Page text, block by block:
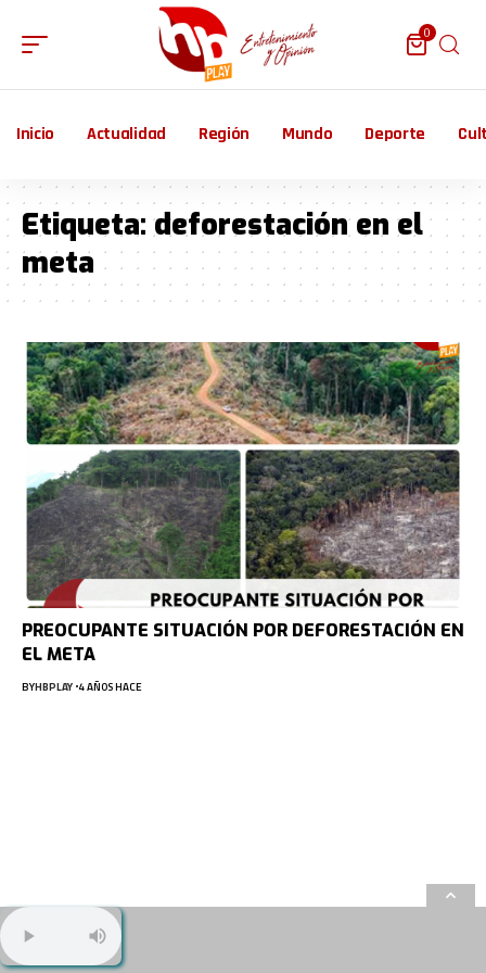
0
Inicio Actualidad Región Mundo Deporte
Etiqueta:deforestación en el
meta
PREOCUPANTE SITUACIÓN POR DEFORESTACIÓN EN
EL META
BYHBPLAY 4 AÑOS HACE